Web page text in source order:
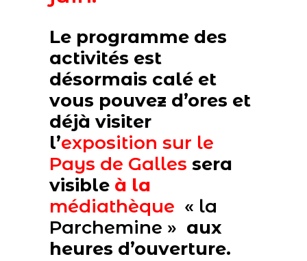
Le programme des
activités est
désormais calé et
vous pouvez d’ores et
déjà visiter
l’exposition sur le
Pays de Galles sera
visible à la
médiathèque « la
Parchemine » aux
heures d’ouverture.